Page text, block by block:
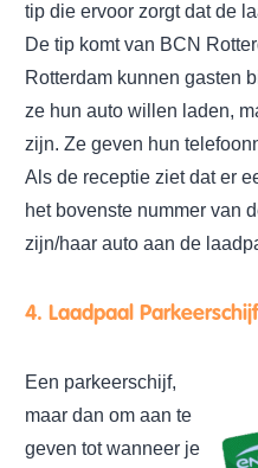
tip die ervoor zorgt dat de
De tip komt van BCN
Rotterdam kunnen gasten
ze hun auto willen laden,
zijn. Ze geven hun
Als de receptie ziet dat er
het bovenste nummer van
zijn/haar auto aan de
4. Laadpaal Parkeerschijf
Een parkeerschijf,
maar dan om aan te
geven tot wanneer je